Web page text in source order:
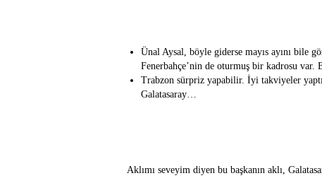
Ünal Aysal, böyle giderse mayıs ayını bile
Fenerbahçe’nin de oturmuş bir kadrosu var.
Trabzon sürpriz yapabilir. İyi takviyeler
Galatasaray…
Aklımı seveyim diyen bu başkanın aklı,